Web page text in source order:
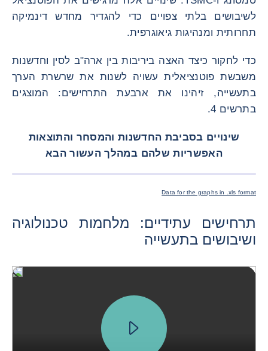
לשיבושים בלתי צפויים כדי להגדיר מחדש דינמיקה
תחרותית ומנהיגות גיאוגרפית.
כדי לחקור כיצד האצה ביריבות בין ארה"ב לסין וחדשנות
משבשת פוטנציאלית עשויה לשנות את שרשרת הערך
בתעשייה, זיהינו את ארבעת התרחישים: המוצגים
בתרשים 4.
שינויים בסביבת החדשנות והמסחר והתוצאות
האפשריות שלהם במהלך העשור הבא
Data for the graphs in .xls format
תרחישים עתידיים: מלחמות טכנולוגיה
ושיבושים בתעשייה